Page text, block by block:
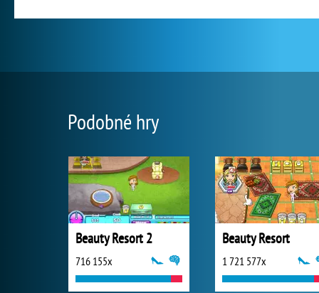
Podobné hry
Beauty Resort 2
716 155x
Beauty Resort
1 721 577x